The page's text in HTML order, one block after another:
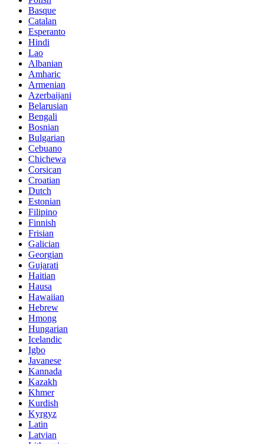
Basque
Catalan
Esperanto
Hindi
Lao
Albanian
Amharic
Armenian
Azerbaijani
Belarusian
Bengali
Bosnian
Bulgarian
Cebuano
Chichewa
Corsican
Croatian
Dutch
Estonian
Filipino
Finnish
Frisian
Galician
Georgian
Gujarati
Haitian
Hausa
Hawaiian
Hebrew
Hmong
Hungarian
Icelandic
Igbo
Javanese
Kannada
Kazakh
Khmer
Kurdish
Kyrgyz
Latin
Latvian